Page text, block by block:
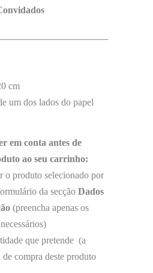
cm
um dos lados do papel
em conta antes de
ao seu carrinho:
o produto selecionado por
da secção Dados
(preencha apenas os
que pretende (a
compra deste produto